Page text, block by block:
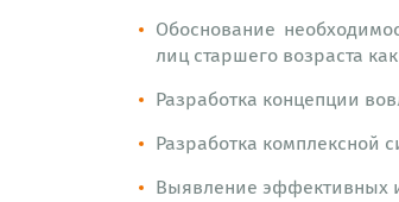
Обоснование
лиц старшего возраста
Разработка концепции
Разработка комплексной
Выявление эффективных